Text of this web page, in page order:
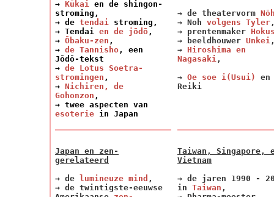
→ Kūkai en de shingon-
stroming,
→ de tendai stroming,
→ Tendai en de jōdō,
→ Ōbaku-zen ,
→ de Tannisho, een
Jōdō-tekst
→ de Lotus Soetra-
stromingen ,
→ Nichiren, de
Gohonzon ,
→ twee aspecten van
esoterie in Japan
→ de theatervorm
→ Noh volgens Tyler
→ prentenmaker
→ beeldhouwer Unkei
→ Hiroshima en
Nagasaki ,
→ Oe soe i(Usui)
en
Reiki
Japan en zen-
gerelateerd
→ de
lumineuze mind ,
→ de twintigste-eeuwse
Taiwan, Singapore,
Vietnam
→ de jaren 1990 -
in Taiwan ,